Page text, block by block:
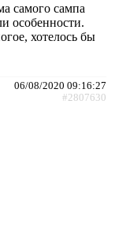
самого сампа
особенности.
хотелось бы
06/08/2020 09:16:27
#2807630